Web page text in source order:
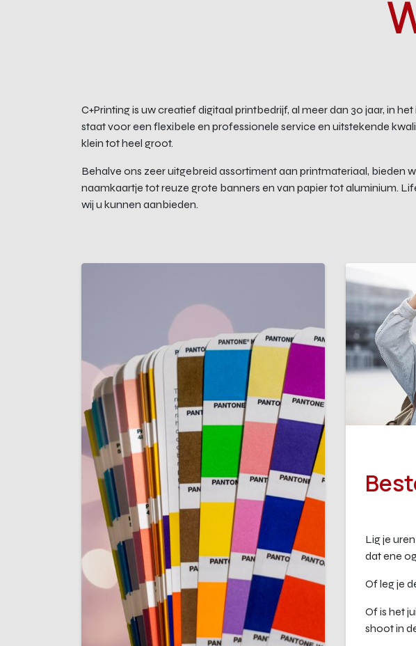
C+Printing is uw creatief digitaal printbedrijf, al meer dan 30 jaar, in
staat voor een flexibele en professionele service en uitstekende
klein tot heel groot.
Behalve ons zeer uitgebreid assortiment aan printmateriaal, bieden
naamkaartje tot reuze grote banners en van papier tot aluminium.
wij u kunnen aanbieden.
Lig je
dat ene
Of leg je
Of is het
shoot in